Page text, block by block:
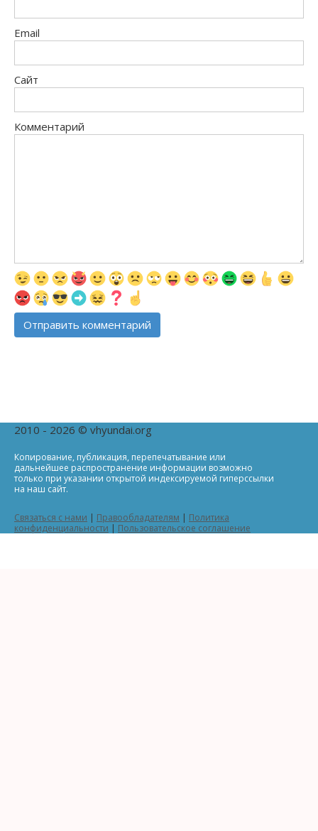
Email
Сайт
Комментарий
2010 - 2026 © vhyundai.org
Копирование, публикация, перепечатывание или
дальнейшее распространение информации возможно
только при указании открытой индексируемой гиперссылки
на наш сайт.
Связаться с нами | Правообладателям | Политика
конфиденциальности | Пользовательское соглашение